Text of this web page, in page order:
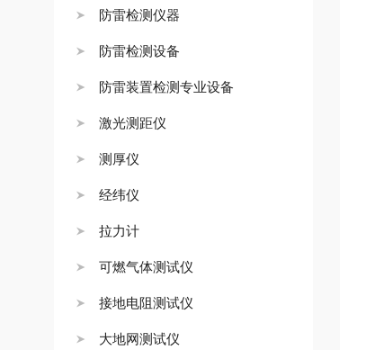
防雷检测仪器
防雷检测设备
防雷装置检测专业设备
激光测距仪
测厚仪
经纬仪
拉力计
可燃气体测试仪
接地电阻测试仪
大地网测试仪